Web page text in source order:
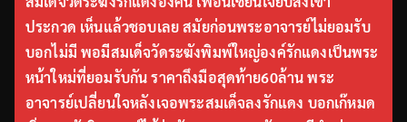
ประกวด เห็นแล้วชอบเลย สมัยก่อนพระอาจารย์ไม่ยอมรับ
บอกไม่มี พอมีสมเด็จวัดระฆังพิมพ์ใหญ่องค์รักแดงเป็นพระ
หน้าใหม่ที่ยอมรับกัน ราคาถึงมือสุดท้าย60ล้าน พระ
อาจารย์เปลี่ยนใจหลังเจอพระสมเด็จลงรักแดง บอกเก๊หมด